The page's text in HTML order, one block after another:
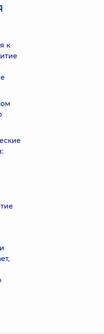
к